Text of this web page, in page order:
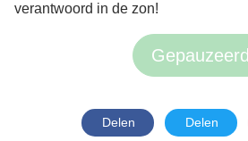
verantwoord in de zon!
Gepauzeerd
Delen Delen